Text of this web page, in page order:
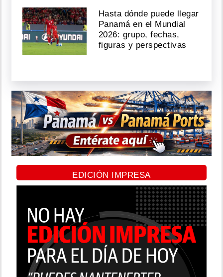
Hasta dónde puede llegar
Panamá en el Mundial
2026: grupo, fechas,
figuras y perspectivas
EDICIÓN IMPRESA